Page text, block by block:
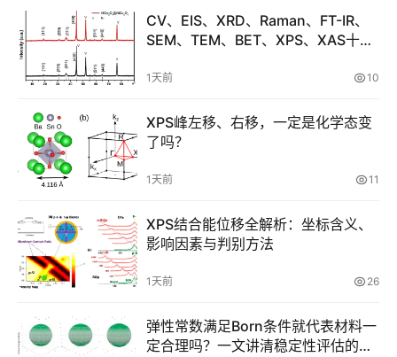
训
测
试
顶
解
读
学
招
聘
CV、EIS、XRD、Raman、FT-IR、
SEM、TEM、BET、XPS、XAS十种
配？
1天前 10
XPS峰左移、右移，一定是化学态变
了吗？
1天前 11
XPS结合能位移全解析：坐标含义、
影响因素与判别方法
1天前 26
弹性常数满足Born条件就代表材料一
定合理吗？一文讲清稳定性评估的边